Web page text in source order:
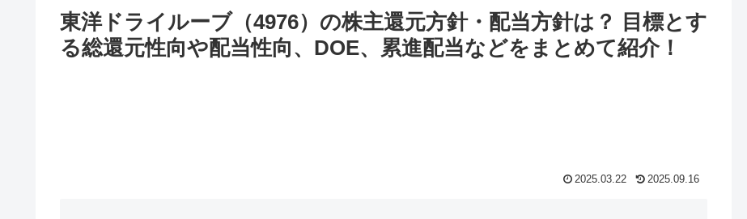
東洋ドライルーブ（4976）の株主還元方針・配当方針は？ 目標とす
る総還元性向や配当性向、DOE、累進配当などをまとめて紹介！
2025.03.22 2025.09.16